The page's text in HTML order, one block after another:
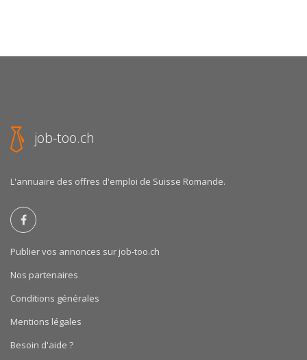
job-too.ch
L'annuaire des offres d'emploi de Suisse Romande.
Publier vos annonces sur job-too.ch
Nos partenaires
Conditions générales
Mentions légales
Besoin d'aide ?